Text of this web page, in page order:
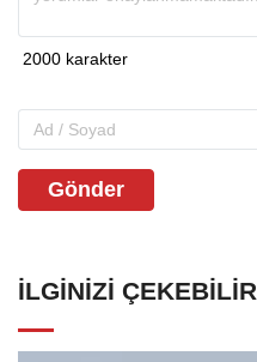
Gönder
İLGINIZI ÇEKEBILIR